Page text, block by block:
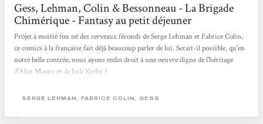
Gess, Lehman, Colin & Bessonneau - La Brigade
Chimérique - Fantasy au petit déjeuner
Projet à moitié fou né des cerveaux féconds de Serge Lehman et Fabrice Colin,
ce comics à la française fait déjà beaucoup parler de lui. Serait-il possible, qu'en
notre belle contrée, nous ayons enfin droit à une oeuvre digne de l'héritage
d'Alan Moore et de Jack Kirby ?
SERGE LEHMAN, FABRICE COLIN, GESS